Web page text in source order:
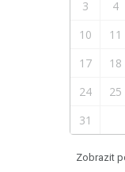
3 4
10
11
17
18
24
25
31
Zobrazit